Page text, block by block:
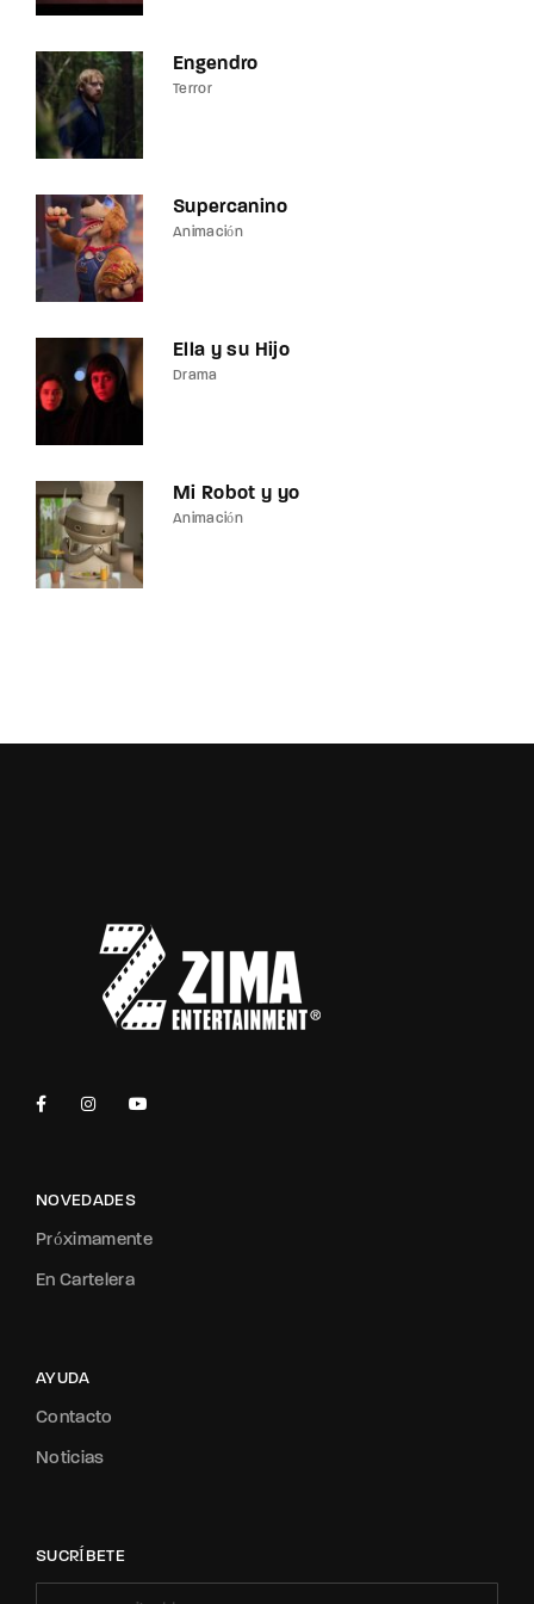
Engendro
Terror
Supercanino
Animación
Ella y su Hijo
Drama
Mi Robot y yo
Animación
NOVEDADES
Próximamente
En Cartelera
AYUDA
Contacto
Noticias
SUCRÍBETE